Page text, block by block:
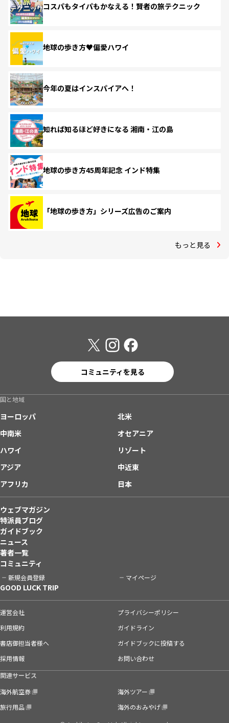
コスパもタイパもかなえる！賢者の旅テクニック
地球の歩き方♥偏愛ハワイ
今年の夏はインスパイアへ！
知れば知るほど好きになる 湘南・江の島
地球の歩き方45周年記念 インド特集
「地球の歩き方」シリーズ広告のご案内
もっと見る
コミュニティを見る
国と地域
ヨーロッパ
北米
中南米
オセアニア
ハワイ
リゾート
アジア
中近東
アフリカ
日本
ウェブマガジン
特派員ブログ
ガイドブック
ニュース
著者一覧
コミュニティ
新規会員登録 マイページ
GOOD LUCK TRIP
運営会社
プライバシーポリシー
利用規約
ガイドライン
書店御担当者様へ
ガイドブックに投稿する
採用情報
お問い合わせ
関連サービス
海外航空券
海外ツアー
旅行用品
海外のおみやげ